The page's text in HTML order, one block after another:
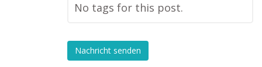
No tags for this post.
Nachricht senden